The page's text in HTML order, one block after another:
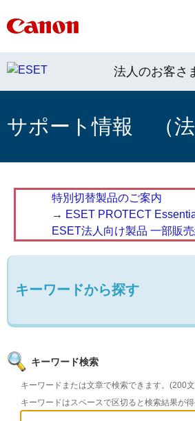
法人のお客さ
サポート情報 （法
特別切替製品のご案内
→ ESET PROTECT
ESET法人向け製品 一部販
キーワードから探す
キーワード検索
キーワードまたは文章で検索できます。(200
キーワードはスペースで区切ると検索結果が